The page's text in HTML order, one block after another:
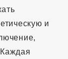
и